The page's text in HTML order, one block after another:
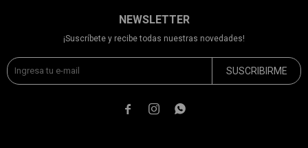
NEWSLETTER
¡Suscríbete y recibe todas nuestras novedades!
SUSCRIBIRME
  